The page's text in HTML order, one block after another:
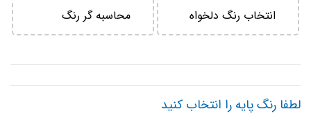
انتخاب رنگ دلخواه محاسبه گر رنگ
لطفا رنگ پایه را انتخاب کنید